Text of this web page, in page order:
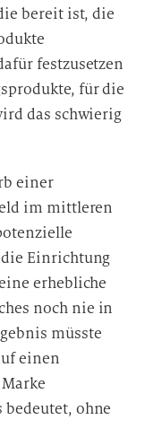
bereit ist, die
festzusetzen
für die
das schwierig
einer
im mittleren
Einrichtung
erhebliche
noch nie in
müsste
einen
bedeutet, ohne